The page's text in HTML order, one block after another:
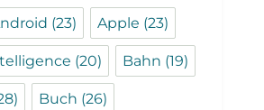
(23) Apple (23)
(20) Bahn (19)
Buch (26)